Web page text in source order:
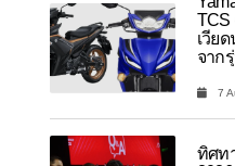
TCS
เวีย
จาก
7
ทิศท